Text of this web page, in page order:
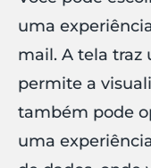
uma
mail. A tela traz
permite a
também pode
uma